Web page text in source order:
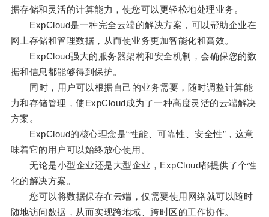
据存储和灵活的计算能力，使您可以更轻松地处理业务。
ExpCloud是一种完全云端的解决方案，可以帮助企业在
网上存储和管理数据，从而使业务更加智能化和高效。
ExpCloud强大的服务器架构和安全机制，会确保您的数
据和信息都能够得到保护。
同时，用户可以根据自己的业务需要，随时调整计算能
力和存储管理，使ExpCloud成为了一种高度灵活的云端解决
方案。
ExpCloud的核心理念是“性能、可靠性、安全性”，这意
味着它的用户可以始终放心使用。
无论是小型企业还是大型企业，ExpCloud都提供了个性
化的解决方案。
您可以将数据保存在云端，仅需要使用网络就可以随时
随地访问数据，从而实现跨地域、跨时区的工作协作。